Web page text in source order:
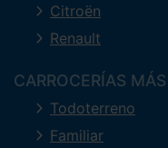
Citroën
Renault
CARROCERÍAS
Todoterreno
Familiar